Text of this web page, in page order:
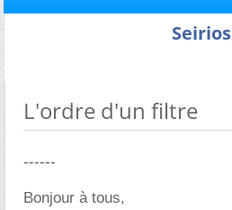
Seirios
L'ordre d'un filtre
------
Bonjour à tous,